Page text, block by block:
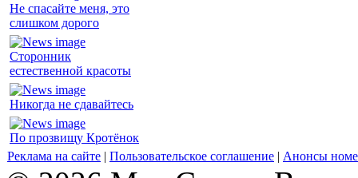
Не спасайте меня, это
слишком дорого
Сторонник
естественной красоты
Никогда не сдавайтесь
По прозвищу Кротёнок
Реклама на сайте | Пользовательское соглашение | Анонсы